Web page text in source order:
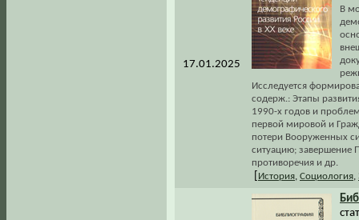
17.01.2025
В
Исследуется
содерж.: Этапы
1990-х годов и
первой мировой и
потери Вооруженных
ситуацию; завершение
противоречия и др.
История, Социология,